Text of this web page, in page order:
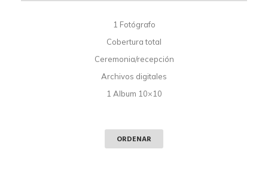
1 Fotógrafo
Cobertura total
Ceremonia/recepción
Archivos digitales
1 Album 10×10
ORDENAR